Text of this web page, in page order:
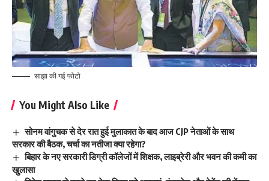
साझा की गई फोटो
You Might Also Like
सोनम वांगुचक से देर रात हुई मुलाकात के बाद आज CJP नेताओं के साथ
सरकार की बैठक, चर्चा का नतीजा क्या रहेगा?
बिहार के नए सरकारी डिग्री कॉलेजों में शिक्षक, लाइब्रेरी और भवन की कमी का
खुलासा